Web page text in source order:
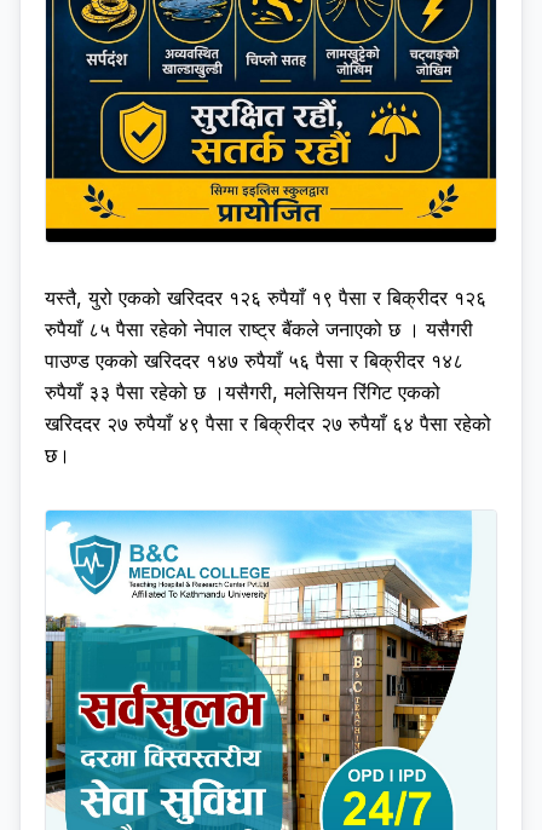
यस्तै, युरो एकको खरिददर १२६ रुपैयाँ १९ पैसा र बिक्रीदर १२६
रुपैयाँ ८५ पैसा रहेको नेपाल राष्ट्र बैंकले जनाएको छ । यसैगरी
पाउण्ड एकको खरिददर १४७ रुपैयाँ ५६ पैसा र बिक्रीदर १४८
रुपैयाँ ३३ पैसा रहेको छ ।यसैगरी, मलेसियन रिंगिट एकको
खरिददर २७ रुपैयाँ ४९ पैसा र बिक्रीदर २७ रुपैयाँ ६४ पैसा रहेको
छ।